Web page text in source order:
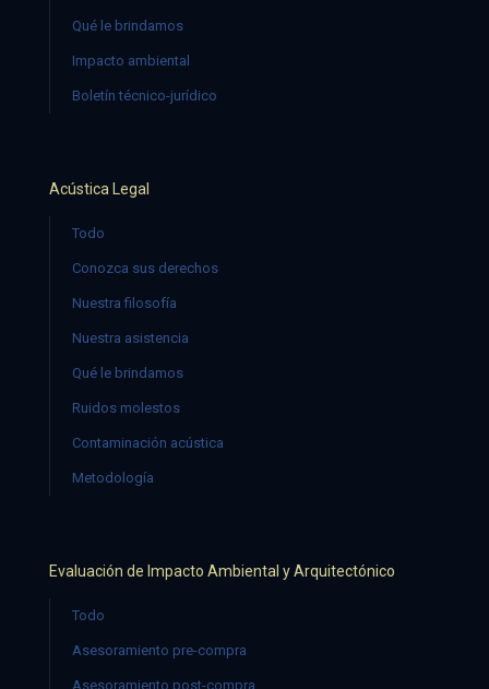
Qué le brindamos
Impacto ambiental
Boletín técnico-jurídico
Acústica Legal
Todo
Conozca sus derechos
Nuestra filosofía
Nuestra asistencia
Qué le brindamos
Ruidos molestos
Contaminación acústica
Metodología
Evaluación de Impacto Ambiental y Arquitectónico
Todo
Asesoramiento pre-compra
Asesoramiento post-compra